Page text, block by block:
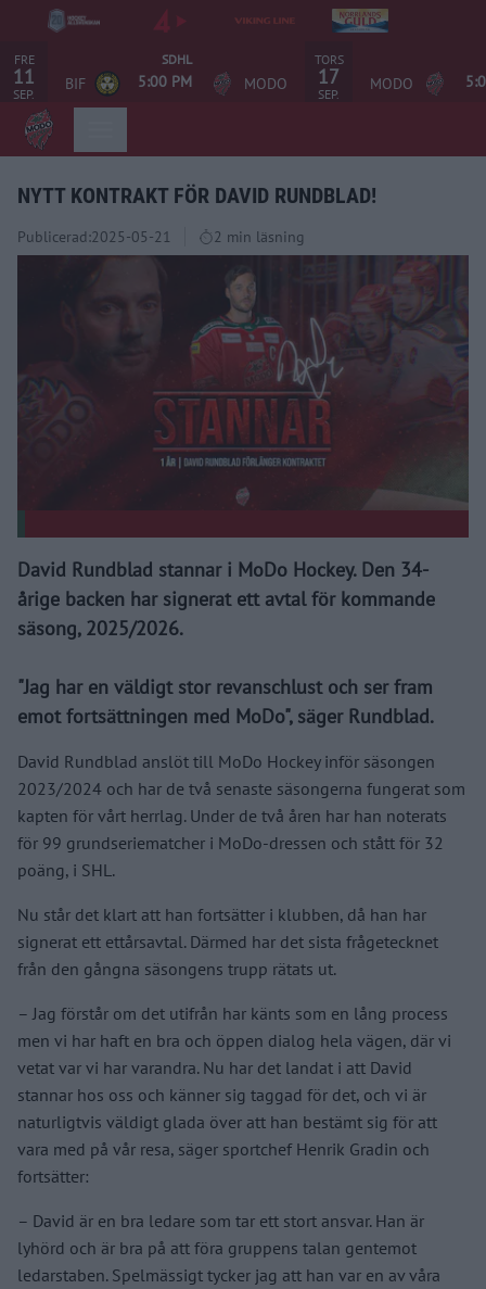
FRE
11
SEP.
SDHL
BIF 5:00 PM MODO
TORS
17
SEP.
MODO
NYTT KONTRAKT FÖR DAVID RUNDBLAD!
Publicerad:2025-05-21 2 min läsning
David Rundblad stannar i MoDo Hockey. Den 34-
årige backen har signerat ett avtal för kommande
säsong, 2025/2026.
"Jag har en väldigt stor revanschlust och ser fram
emot fortsättningen med MoDo", säger Rundblad.
David Rundblad anslöt till MoDo Hockey inför säsongen
2023/2024 och har de två senaste säsongerna fungerat som
kapten för vårt herrlag. Under de två åren har han noterats
för 99 grundseriematcher i MoDo-dressen och stått för 32
poäng, i SHL.
Nu står det klart att han fortsätter i klubben, då han har
signerat ett ettårsavtal. Därmed har det sista frågetecknet
från den gångna säsongens trupp rätats ut.
– Jag förstår om det utifrån har känts som en lång process
men vi har haft en bra och öppen dialog hela vägen, där vi
vetat var vi har varandra. Nu har det landat i att David
stannar hos oss och känner sig taggad för det, och vi är
naturligtvis väldigt glada över att han bestämt sig för att
vara med på vår resa, säger sportchef Henrik Gradin och
fortsätter:
– David är en bra ledare som tar ett stort ansvar. Han är
lyhörd och är bra på att föra gruppens talan gentemot
ledarstaben. Spelmässigt tycker jag att han var en av våra